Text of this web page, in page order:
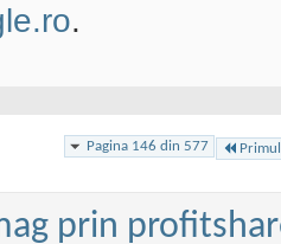
.
Pagina 146 din 577 Primul
prin